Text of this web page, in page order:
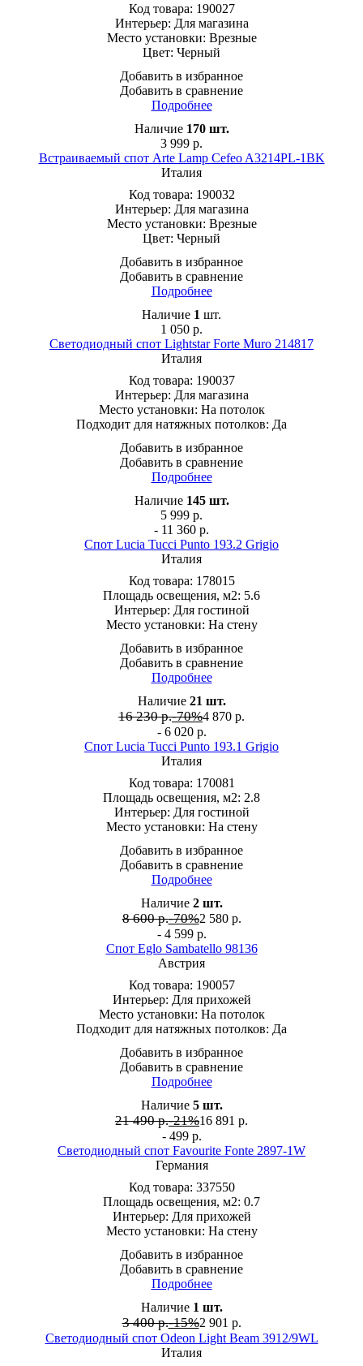
Код товара: 190027
Интерьер: Для магазина
Место установки: Врезные
Цвет: Черный
Добавить в избранное
Добавить в сравнение
Подробнее
Наличие 170 шт.
3 999 р.
Встраиваемый спот Arte Lamp Cefeo A3214PL-1BK
Италия
Код товара: 190032
Интерьер: Для магазина
Место установки: Врезные
Цвет: Черный
Добавить в избранное
Добавить в сравнение
Подробнее
Наличие 1 шт.
1 050 р.
Светодиодный спот Lightstar Forte Muro 214817
Италия
Код товара: 190037
Интерьер: Для магазина
Место установки: На потолок
Подходит для натяжных потолков: Да
Добавить в избранное
Добавить в сравнение
Подробнее
Наличие 145 шт.
5 999 р.
- 11 360 р.
Спот Lucia Tucci Punto 193.2 Grigio
Италия
Код товара: 178015
Площадь освещения, м2: 5.6
Интерьер: Для гостиной
Место установки: На стену
Добавить в избранное
Добавить в сравнение
Подробнее
Наличие 21 шт.
16 230 р.-70%4 870 р.
- 6 020 р.
Спот Lucia Tucci Punto 193.1 Grigio
Италия
Код товара: 170081
Площадь освещения, м2: 2.8
Интерьер: Для гостиной
Место установки: На стену
Добавить в избранное
Добавить в сравнение
Подробнее
Наличие 2 шт.
8 600 р.-70%2 580 р.
- 4 599 р.
Спот Eglo Sambatello 98136
Австрия
Код товара: 190057
Интерьер: Для прихожей
Место установки: На потолок
Подходит для натяжных потолков: Да
Добавить в избранное
Добавить в сравнение
Подробнее
Наличие 5 шт.
21 490 р.-21%16 891 р.
- 499 р.
Светодиодный спот Favourite Fonte 2897-1W
Германия
Код товара: 337550
Площадь освещения, м2: 0.7
Интерьер: Для прихожей
Место установки: На стену
Добавить в избранное
Добавить в сравнение
Подробнее
Наличие 1 шт.
3 400 р.-15%2 901 р.
Светодиодный спот Odeon Light Beam 3912/9WL
Италия